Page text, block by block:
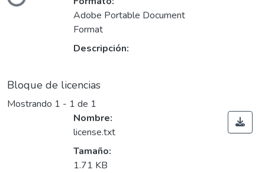
Adobe Portable Document
Format
Descripción:
Bloque de licencias
Mostrando 1 - 1 de 1
Nombre:
license.txt
Tamaño:
1.71 KB